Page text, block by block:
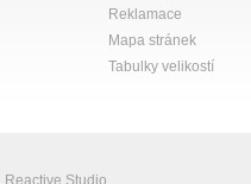
Reklamace
Mapa stránek
Tabulky velikostí
Reactive Studio